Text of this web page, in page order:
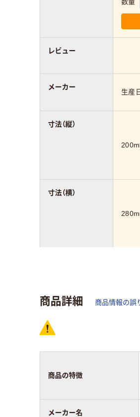
生産
レビュー
メーカー
寸法（縦）
寸法（横）
アスクル商品環境
商品詳細 商品情報の誤
商品の特徴
メーカー名